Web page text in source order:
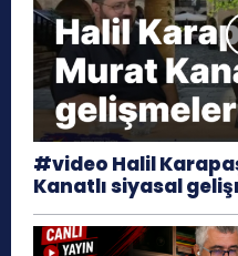
#video Halil
Kanatlı siyasal